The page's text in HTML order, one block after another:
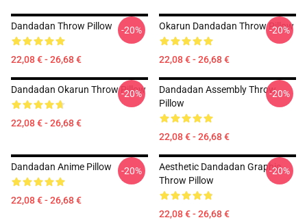
Dandadan Throw Pillow
22,08 € - 26,68 €
-20% Okarun Dandadan Throw Pillow
22,08 € - 26,68 €
-20%
Dandadan Okarun Throw Pillow
22,08 € - 26,68 €
-20%
Dandadan Assembly Throw
Pillow
22,08 € - 26,68 €
-20%
Dandadan Anime Pillow
22,08 € - 26,68 €
-20%
Aesthetic Dandadan Graphic
Throw Pillow
22,08 € - 26,68 €
-20%